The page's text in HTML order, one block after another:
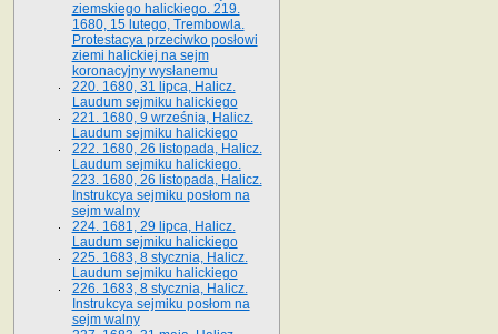
ziemskiego halickiego. 219.
1680, 15 lutego, Trembowla.
Protestacya przeciwko posłowi
ziemi halickiej na sejm
koronacyjny wysłanemu
220. 1680, 31 lipca, Halicz.
Laudum sejmiku halickiego
221. 1680, 9 września, Halicz.
Laudum sejmiku halickiego
222. 1680, 26 listopada, Halicz.
Laudum sejmiku halickiego.
223. 1680, 26 listopada, Halicz.
Instrukcya sejmiku posłom na
sejm walny
224. 1681, 29 lipca, Halicz.
Laudum sejmiku halickiego
225. 1683, 8 stycznia, Halicz.
Laudum sejmiku halickiego
226. 1683, 8 stycznia, Halicz.
Instrukcya sejmiku posłom na
sejm walny